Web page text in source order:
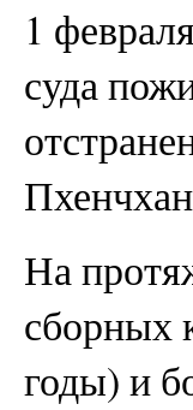
1
суда
На
сборных
годы) и